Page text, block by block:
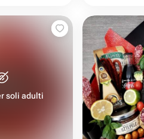
soli adulti